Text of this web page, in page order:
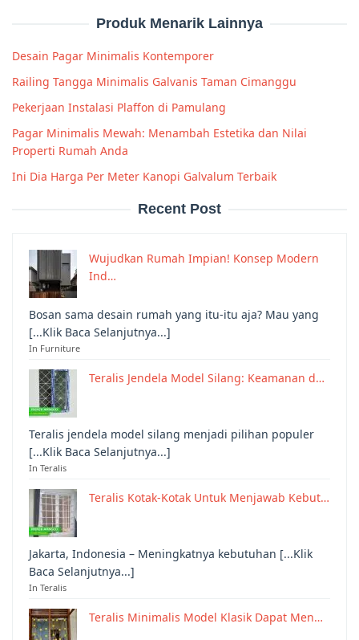
Produk Menarik Lainnya
Desain Pagar Minimalis Kontemporer
Railing Tangga Minimalis Galvanis Taman Cimanggu
Pekerjaan Instalasi Plaffon di Pamulang
Pagar Minimalis Mewah: Menambah Estetika dan Nilai
Properti Rumah Anda
Ini Dia Harga Per Meter Kanopi Galvalum Terbaik
Recent Post
Wujudkan Rumah Impian! Konsep Modern
Ind…
Bosan sama desain rumah yang itu-itu aja? Mau yang
[...Klik Baca Selanjutnya...]
In Furniture
Teralis Jendela Model Silang: Keamanan d…
Teralis jendela model silang menjadi pilihan populer
[...Klik Baca Selanjutnya...]
In Teralis
Teralis Kotak-Kotak Untuk Menjawab Kebut…
Jakarta, Indonesia – Meningkatnya kebutuhan [...Klik
Baca Selanjutnya...]
In Teralis
Teralis Minimalis Model Klasik Dapat Men…